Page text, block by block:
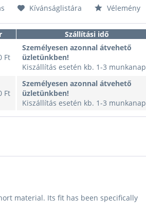
Kívánságlistára Vélemény
Szállítási idő
Ft
Személyesen azonnal átvehető
üzletünkben!
Kiszállítás esetén kb. 1-3 munkanap
Ft
Személyesen azonnal átvehető
üzletünkben!
Kiszállítás esetén kb. 1-3 munkanap
material. Its fit has been specifically